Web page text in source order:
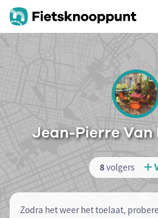
Jean-Pierre Van
8volgers
Zodra het weer het toelaat,